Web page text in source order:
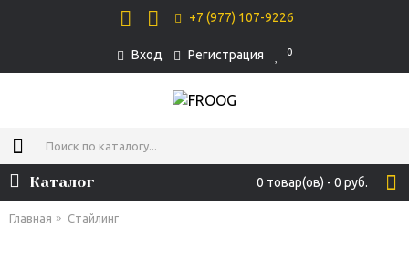
+7 (977) 107-9226
Вход Регистрация 0
0 товар(ов) - 0 руб.
Каталог
Главная Стайлинг